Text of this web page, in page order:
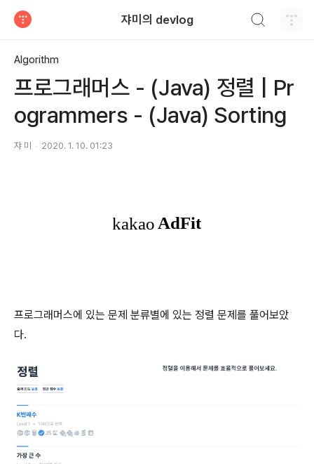
쟈미의 devlog
Algorithm
프로그래머스 - (Java) 정렬 | Pr
ogrammers - (Java) Sorting
쟈 미 2020. 1. 10. 01:23
프로그래머스에 있는 문제 분류별에 있는 정렬 문제를 풀어보았
다.